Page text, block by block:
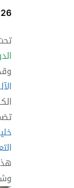
26 نوفمبر، 2025